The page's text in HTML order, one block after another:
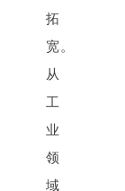
拓
宽。
从
工
业
领
域